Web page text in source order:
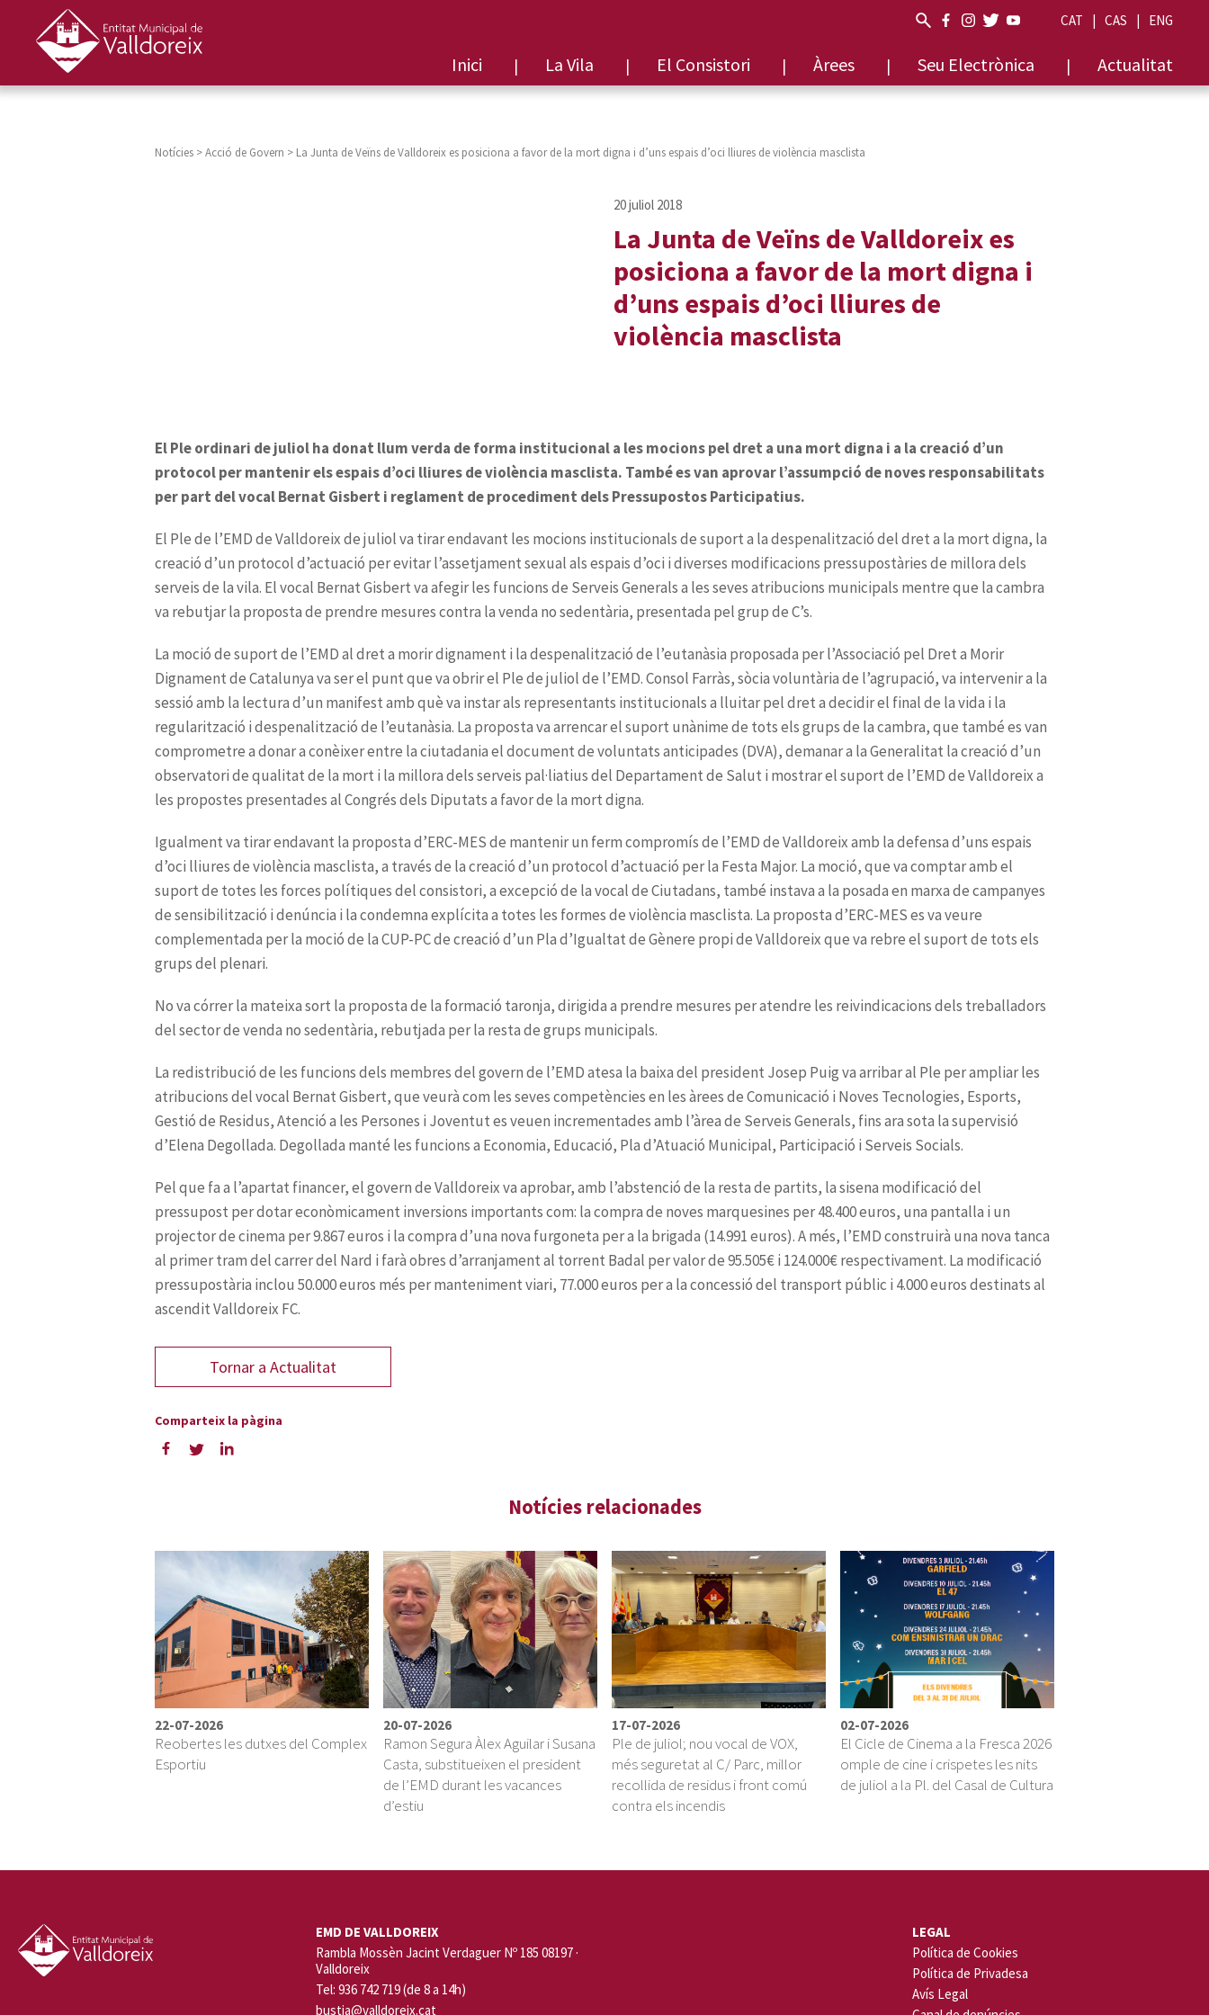
CAT CAS ENG
Inici La Vila El Consistori Àrees Seu Electrònica Actualitat
Notícies >Acció de Govern > La Junta de Veïns de Valldoreix es posiciona a favor de la mort digna i d’uns espais d’oci lliures de violència masclista
La Junta de Veïns de Valldoreix es
posiciona a favor de la mort digna i
d’uns espais d’oci lliures de
violència masclista
El Ple ordinari de juliol ha donat llum verda de forma institucional a les mocions pel dret a una mort digna i a la creació d’un
protocol per mantenir els espais d’oci lliures de violència masclista. També es van aprovar l’assumpció de noves responsabilitats
per part del vocal Bernat Gisbert i reglament de procediment dels Pressupostos Participatius.
22-07-2026
Reobertes les dutxes del Complex
Esportiu
20-07-2026
Ramon Segura Àlex Aguilar i Susana
Casta, substitueixen el president
de l’EMD durant les vacances
d’estiu
17-07-2026
Ple de juliol; nou vocal de VOX,
més seguretat al C/ Parc, millor
recollida de residus i front comú
contra els incendis
02-07-2026
El Cicle de Cinema a la Fresca 2026
omple de cine i crispetes les nits
de juliol a la Pl. del Casal de Cultura
EMD DE VALLDOREIX
Rambla Mossèn Jacint Verdaguer Nº 185 08197 ·
Valldoreix
Tel: 936 742 719 (de 8 a 14h)
bustia@valldoreix.cat
LEGAL
Política de Cookies
Política de Privadesa
Avís Legal